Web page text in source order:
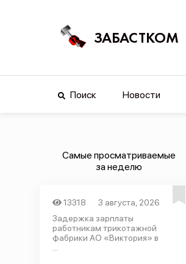
ЗАБАСТКОМ
Поиск Новости
Самые просматриваемые
за неделю
13318
3 августа, 2026
Задержка зарплаты
работникам трикотажной
фабрики АО «Виктория» в